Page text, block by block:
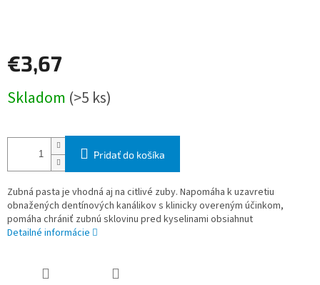
€3,67
cena:
Skladom (>5 ks)
Pridať do košíka
Zubná pasta je vhodná aj na citlivé zuby. Napomáha k uzavretiu
obnažených dentínových kanálikov s klinicky overeným účinkom,
pomáha chrániť zubnú sklovinu pred kyselinami obsiahnut
Detailné informácie